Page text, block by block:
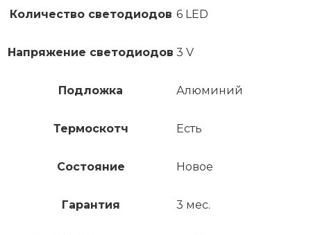
Количество светодиодов 6 LED
Напряжение светодиодов 3 V
Подложка Алюминий
Термоскотч Есть
Состояние Новое
Гарантия 3 мес.